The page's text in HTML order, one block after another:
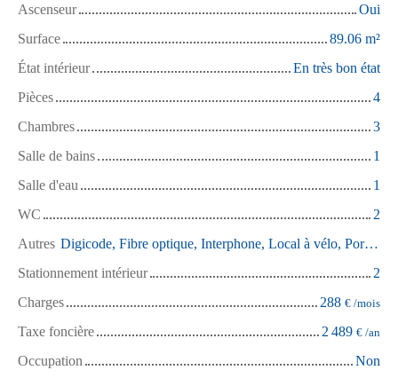
Ascenseur
Oui
Surface
89.06 m²
État intérieur
En très bon état
Pièces
4
Chambres
3
Salle de bains
1
Salle d'eau
1
WC
2
Autres
Digicode, Fibre optique, Interphone, Local à vélo, Porte blindée
Stationnement intérieur
2
Charges
288 € /mois
Taxe foncière 2 489 € /an
Occupation Non